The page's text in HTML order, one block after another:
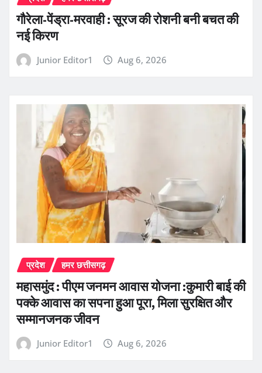
गौरेला-पेंड्रा-मरवाही : सूरज की रोशनी बनी बचत की
नई किरण
Junior Editor1 Aug 6, 2026
प्रदेश हमर छत्तीसगढ़
महासमुंद : पीएम जनमन आवास योजना :कुमारी बाई की
पक्के आवास का सपना हुआ पूरा, मिला सुरक्षित और
सम्मानजनक जीवन
Junior Editor1 Aug 6, 2026